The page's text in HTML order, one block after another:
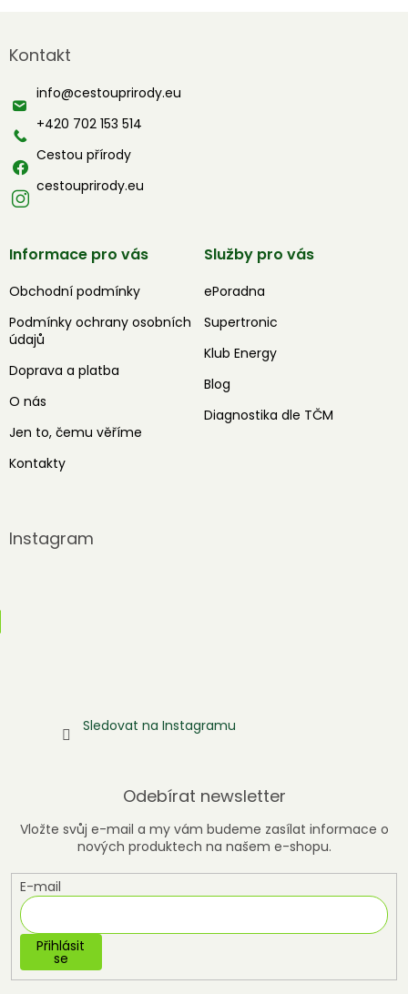
p
t
Kontakt
info@cestouprirody.eu
+420 702 153 514
Cestou přírody
cestouprirody.eu
Informace pro vás
Obchodní podmínky
Podmínky ochrany osobních
údajů
Doprava a platba
O nás
Jen to, čemu věříme
Kontakty
Služby pro vás
ePoradna
Supertronic
Klub Energy
Blog
Diagnostika dle TČM
Instagram
Sledovat na Instagramu
Odebírat newsletter
Vložte svůj e-mail a my vám budeme zasílat informace o
nových produktech na našem e-shopu.
E-mail
Přihlásit
se